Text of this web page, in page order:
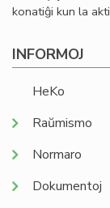
konatiĝi kun la
INFORMOJ
HeKo
Raŭmismo
Normaro
Dokumentoj